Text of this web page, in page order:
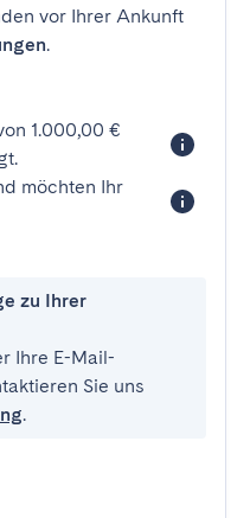
vor Ihrer Ankunft
.
1.000,00 €
möchten Ihr
zu Ihrer
Ihre E-Mail-
Sie uns
.